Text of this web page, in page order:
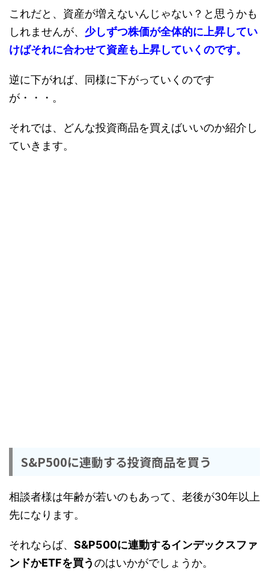
これだと、資産が増えないんじゃない？と思うかも
しれませんが、 少しずつ株価が全体的に上昇してい
けばそれに合わせて資産も上昇していくのです。
逆に下がれば、同様に下がっていくのです
が・・・。
それでは、どんな投資商品を買えばいいのか紹介し
ていきます。
S&P500に連動する投資商品を買う
相談者様は年齢が若いのもあって、老後が30年以上
先になります。
それならば、 S&P500に連動するインデックスファ
ンドかETFを買うのはいかがでしょうか。